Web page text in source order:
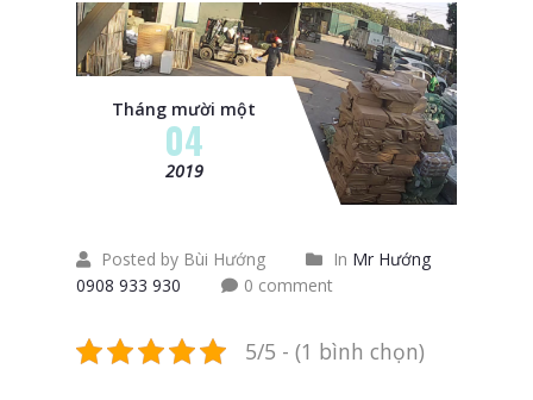
Tháng mười một
04
2019
Posted by Bùi Hướng In Mr Hướng
0908 933 930
0 comment
5/5 - (1 bình chọn)